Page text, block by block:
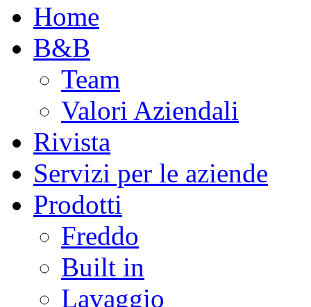
Home
B&B
Team
Valori Aziendali
Rivista
Servizi per le aziende
Prodotti
Freddo
Built in
Lavaggio